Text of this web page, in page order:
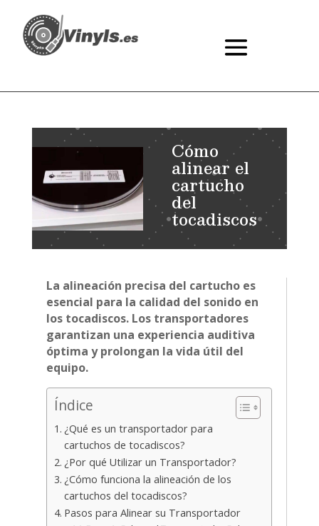
Cómo
alinear el
cartucho
del
tocadiscos
La alineación precisa del cartucho es
esencial para la calidad del sonido en
los tocadiscos. Los transportadores
garantizan una experiencia auditiva
óptima y prolongan la vida útil del
equipo.
Índice
¿Qué es un transportador para
cartuchos de tocadiscos?
¿Por qué Utilizar un Transportador?
¿Cómo funciona la alineación de los
cartuchos del tocadiscos?
Pasos para Alinear su Transportador